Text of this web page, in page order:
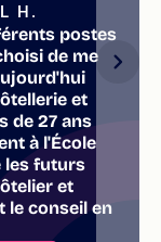
H.
postes
de me
et
de 27 ans
à l'École
les futurs
et
le conseil en